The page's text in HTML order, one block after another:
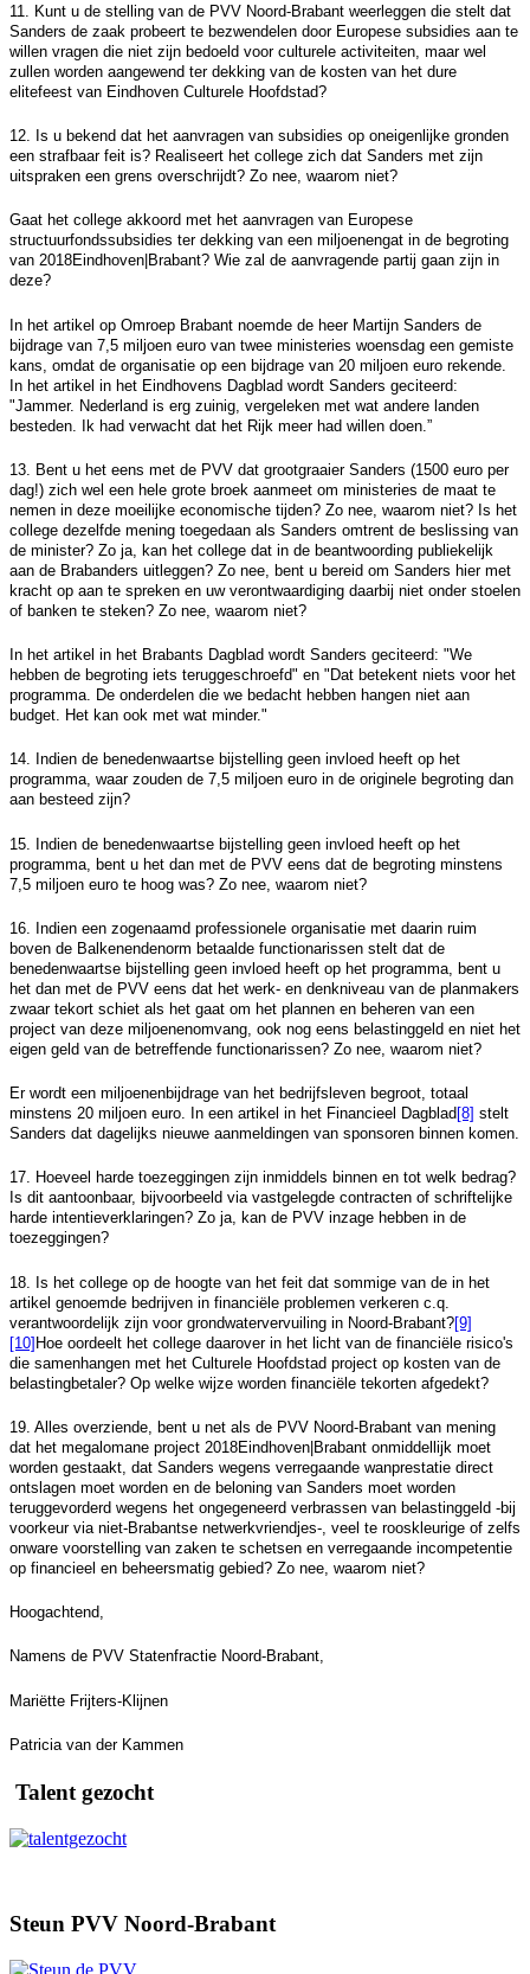
11. Kunt u de stelling van de PVV Noord-Brabant weerleggen die stelt dat
Sanders de zaak probeert te bezwendelen door Europese subsidies aan te
willen vragen die niet zijn bedoeld voor culturele activiteiten, maar wel
zullen worden aangewend ter dekking van de kosten van het dure
elitefeest van Eindhoven Culturele Hoofdstad?
12. Is u bekend dat het aanvragen van subsidies op oneigenlijke gronden
een strafbaar feit is? Realiseert het college zich dat Sanders met zijn
uitspraken een grens overschrijdt? Zo nee, waarom niet?
Gaat het college akkoord met het aanvragen van Europese
structuurfondssubsidies ter dekking van een miljoenengat in de begroting
van 2018Eindhoven|Brabant? Wie zal de aanvragende partij gaan zijn in
deze?
In het artikel op Omroep Brabant noemde de heer Martijn Sanders de
bijdrage van 7,5 miljoen euro van twee ministeries woensdag een gemiste
kans, omdat de organisatie op een bijdrage van 20 miljoen euro rekende.
In het artikel in het Eindhovens Dagblad wordt Sanders geciteerd:
"Jammer. Nederland is erg zuinig, vergeleken met wat andere landen
besteden. Ik had verwacht dat het Rijk meer had willen doen.”
13. Bent u het eens met de PVV dat grootgraaier Sanders (1500 euro per
dag!) zich wel een hele grote broek aanmeet om ministeries de maat te
nemen in deze moeilijke economische tijden? Zo nee, waarom niet? Is het
college dezelfde mening toegedaan als Sanders omtrent de beslissing van
de minister? Zo ja, kan het college dat in de beantwoording publiekelijk
aan de Brabanders uitleggen? Zo nee, bent u bereid om Sanders hier met
kracht op aan te spreken en uw verontwaardiging daarbij niet onder stoelen
of banken te steken? Zo nee, waarom niet?
In het artikel in het Brabants Dagblad wordt Sanders geciteerd: "We
hebben de begroting iets teruggeschroefd" en "Dat betekent niets voor het
programma. De onderdelen die we bedacht hebben hangen niet aan
budget. Het kan ook met wat minder."
14. Indien de benedenwaartse bijstelling geen invloed heeft op het
programma, waar zouden de 7,5 miljoen euro in de originele begroting dan
aan besteed zijn?
15. Indien de benedenwaartse bijstelling geen invloed heeft op het
programma, bent u het dan met de PVV eens dat de begroting minstens
7,5 miljoen euro te hoog was? Zo nee, waarom niet?
16. Indien een zogenaamd professionele organisatie met daarin ruim
boven de Balkenendenorm betaalde functionarissen stelt dat de
benedenwaartse bijstelling geen invloed heeft op het programma, bent u
het dan met de PVV eens dat het werk- en denkniveau van de planmakers
zwaar tekort schiet als het gaat om het plannen en beheren van een
project van deze miljoenenomvang, ook nog eens belastinggeld en niet het
eigen geld van de betreffende functionarissen? Zo nee, waarom niet?
Er wordt een miljoenenbijdrage van het bedrijfsleven begroot, totaal
minstens 20 miljoen euro. In een artikel in het Financieel Dagblad [8] stelt
Sanders dat dagelijks nieuwe aanmeldingen van sponsoren binnen komen.
17. Hoeveel harde toezeggingen zijn inmiddels binnen en tot welk bedrag?
Is dit aantoonbaar, bijvoorbeeld via vastgelegde contracten of schriftelijke
harde intentieverklaringen? Zo ja, kan de PVV inzage hebben in de
toezeggingen?
18. Is het college op de hoogte van het feit dat sommige van de in het
artikel genoemde bedrijven in financiële problemen verkeren c.q.
verantwoordelijk zijn voor grondwatervervuiling in Noord-Brabant?[9]
[10]Hoe oordeelt het college daarover in het licht van de financiële risico's
die samenhangen met het Culturele Hoofdstad project op kosten van de
belastingbetaler? Op welke wijze worden financiële tekorten afgedekt?
19. Alles overziende, bent u net als de PVV Noord-Brabant van mening
dat het megalomane project 2018Eindhoven|Brabant onmiddellijk moet
worden gestaakt, dat Sanders wegens verregaande wanprestatie direct
ontslagen moet worden en de beloning van Sanders moet worden
teruggevorderd wegens het ongegeneerd verbrassen van belastinggeld -bij
voorkeur via niet-Brabantse netwerkvriendjes-, veel te rooskleurige of zelfs
onware voorstelling van zaken te schetsen en verregaande incompetentie
op financieel en beheersmatig gebied? Zo nee, waarom niet?
Hoogachtend,
Namens de PVV Statenfractie Noord-Brabant,
Mariëtte Frijters-Klijnen
Patricia van der Kammen
Talent gezocht
Steun PVV Noord-Brabant